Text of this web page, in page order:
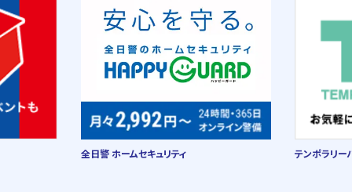
全日警 ホームセキュリティ テンポラリー